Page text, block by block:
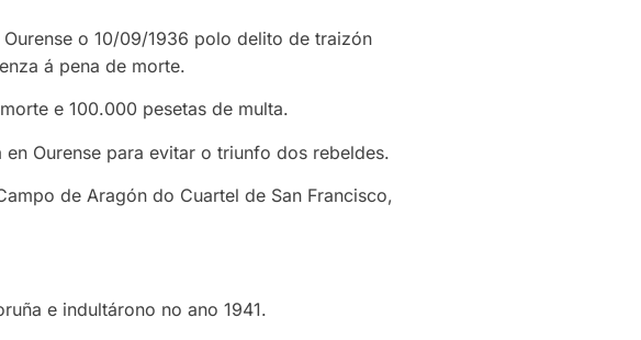
o 10/09/1936 polo delito de traizón
á pena de morte.
e 100.000 pesetas de multa.
Ourense para evitar o triunfo dos rebeldes.
de Aragón do Cuartel de San Francisco,
e indultárono no ano 1941.